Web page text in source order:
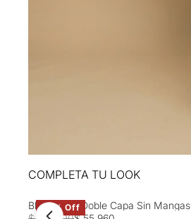
COMPLETA TU LOOK
60% Off
Blusa Rosa Doble Capa Sin